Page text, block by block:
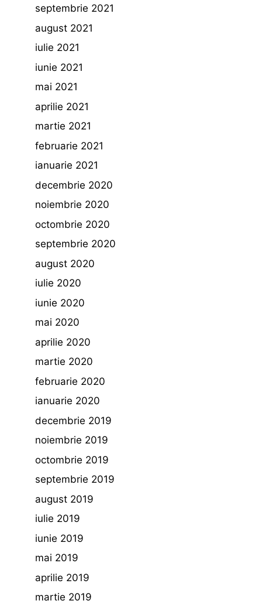
septembrie 2021
august 2021
iulie 2021
iunie 2021
mai 2021
aprilie 2021
martie 2021
februarie 2021
ianuarie 2021
decembrie 2020
noiembrie 2020
octombrie 2020
septembrie 2020
august 2020
iulie 2020
iunie 2020
mai 2020
aprilie 2020
martie 2020
februarie 2020
ianuarie 2020
decembrie 2019
noiembrie 2019
octombrie 2019
septembrie 2019
august 2019
iulie 2019
iunie 2019
mai 2019
aprilie 2019
martie 2019